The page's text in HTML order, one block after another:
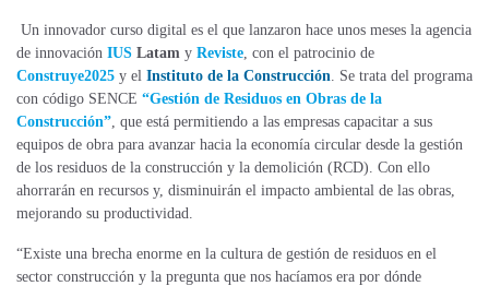
Un innovador curso digital es el que lanzaron hace unos meses la agencia
de innovación IUS Latam y Reviste, con el patrocinio de
Construye2025 y el Instituto de la Construcción. Se trata del programa
con código SENCE “Gestión de Residuos en Obras de la
Construcción”, que está permitiendo a las empresas capacitar a sus
equipos de obra para avanzar hacia la economía circular desde la gestión
de los residuos de la construcción y la demolición (RCD). Con ello
ahorrarán en recursos y, disminuirán el impacto ambiental de las obras,
mejorando su productividad.
“Existe una brecha enorme en la cultura de gestión de residuos en el
sector construcción y la pregunta que nos hacíamos era por dónde